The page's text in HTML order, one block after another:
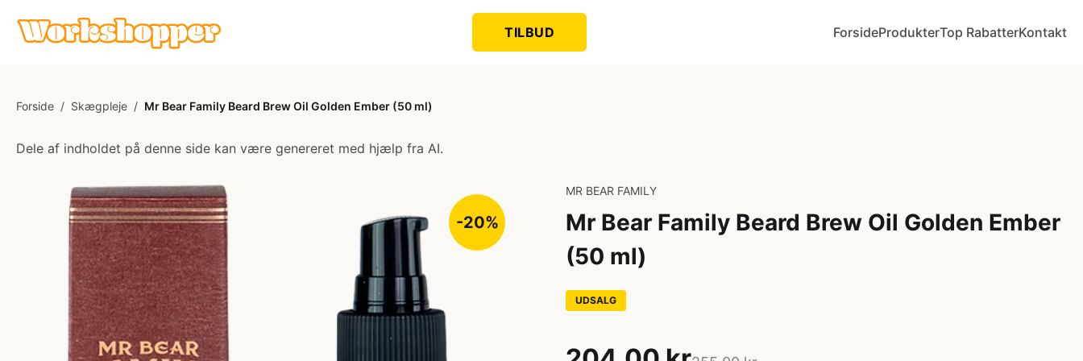
TILBUD ForsideProdukterTop RabatterKontakt
Forside / Skægpleje / Mr Bear Family Beard Brew Oil Golden Ember (50 ml)
Dele af indholdet på denne side kan være genereret med hjælp fra AI.
-20%
MR BEAR FAMILY
Mr Bear Family Beard Brew Oil Golden Ember
(50 ml)
UDSALG